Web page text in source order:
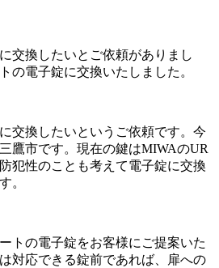
交換したいとご依頼がありまし
の電子錠に交換いたしました。
交換したいというご依頼です。今
鷹市です。現在の鍵はMIWAのUR
犯性のことも考えて電子錠に交換
。
トの電子錠をお客様にご提案いた
対応できる錠前であれば、扉への